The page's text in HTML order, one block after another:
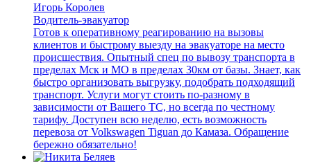
Игорь Королев
Водитель-эвакуатор
Готов к оперативному реагированию на вызовы
клиентов и быстрому выезду на эвакуаторе на место
происшествия. Опытный спец по вывозу транспорта в
пределах Мск и МО в пределах 30км от базы. Знает, как
быстро организовать выгрузку, подобрать подходящий
транспорт. Услуги могут стоить по-разному в
зависимости от Вашего ТС, но всегда по честному
тарифу. Доступен всю неделю, есть возможность
перевоза от Volkswagen Tiguan до Камаза. Обращение
бережно обязательно!